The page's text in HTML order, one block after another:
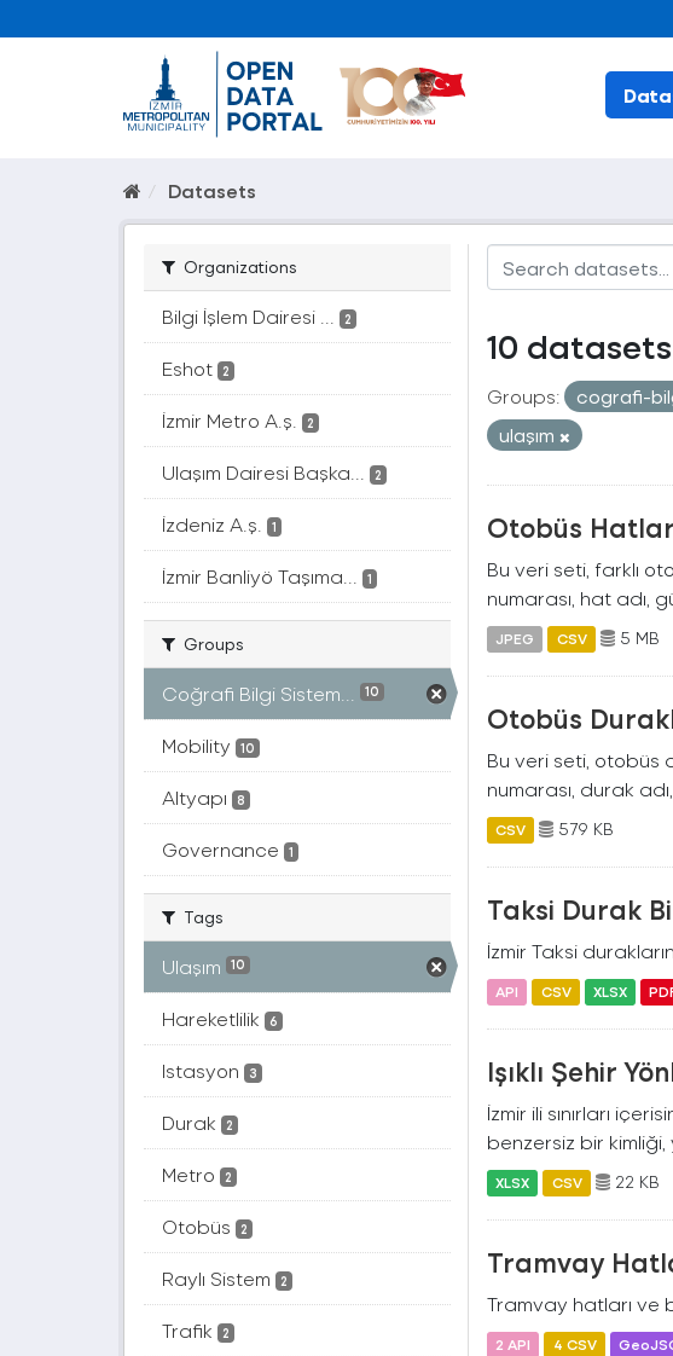
Datasets
Organizations
Bilgi İşlem Dairesi ... 2
Eshot 2
İzmir Metro A.ş. 2
Ulaşım Dairesi Başka... 2
İzdeniz A.ş. 1
İzmir Banliyö Taşıma... 1
Groups
Coğrafi Bilgi Sistem... 10
Mobility 10
Altyapı 8
Governance 1
Tags
Ulaşım 10
Hareketlilik 6
Istasyon 3
Durak 2
Metro 2
Otobüs 2
Raylı Sistem 2
Trafik 2
10
Groups: cografi-
ulaşım
Otobüs
Bu veri seti, farklı
numarası, hat adı,
JPEG CSV 5 MB
Otobüs
Bu veri seti, otobüs
numarası, durak
CSV 579 KB
Taksi Durak
İzmir Taksi
API CSV XLSX
Işıklı Şehir
İzmir ili sınırları
benzersiz bir
XLSX CSV 22 KB
Tramvay
Tramvay hatları ve
2 API 4 CSV